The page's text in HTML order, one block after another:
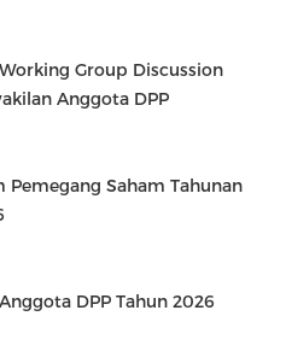
Group Discussion
Anggota DPP
Pemegang Saham Tahunan
DPP Tahun 2026